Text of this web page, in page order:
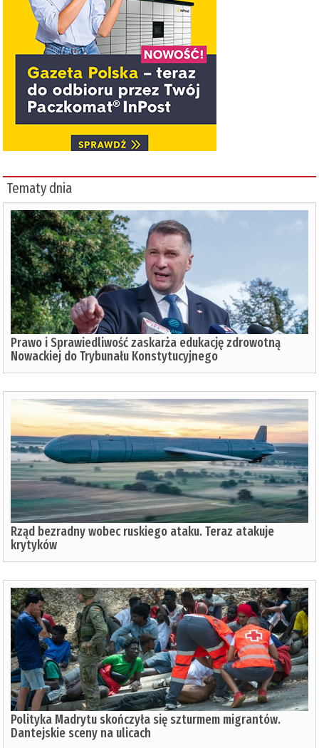
Tematy dnia
Prawo i Sprawiedliwość zaskarża edukację zdrowotną
Nowackiej do Trybunału Konstytucyjnego
Rząd bezradny wobec ruskiego ataku. Teraz atakuje
krytyków
Polityka Madrytu skończyła się szturmem migrantów.
Dantejskie sceny na ulicach